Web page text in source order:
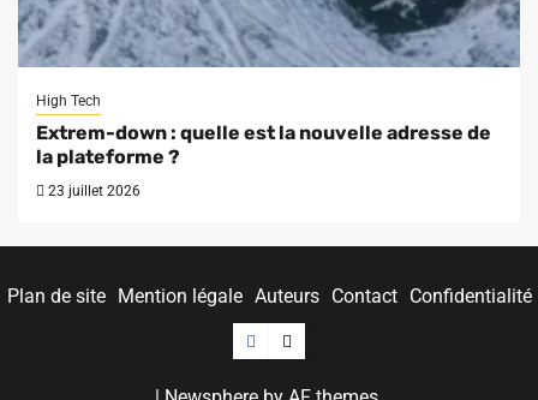
High Tech
Extrem-down : quelle est la nouvelle adresse de
la plateforme ?
23 juillet 2026
Plan de site Mention légale Auteurs Contact Confidentialité
Facebook
Twitter